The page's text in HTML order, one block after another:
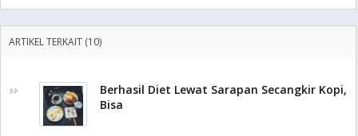
ARTIKEL TERKAIT (10)
Berhasil Diet Lewat Sarapan Secangkir Kopi,
Bisa